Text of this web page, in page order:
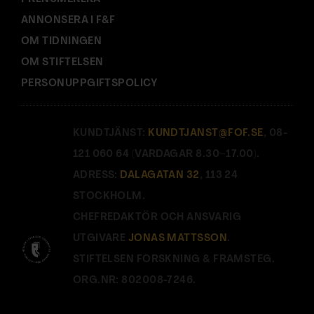
ANNONSERA I F&F
OM TIDNINGEN
OM STIFTELSEN
PERSONUPPGIFTSPOLICY
KUNDTJÄNST: KUNDTJANST@FOF.SE , 08-
121 060 64 (VARDAGAR 8.30–17.00).
ADRESS: DALAGATAN 32 , 113 24
STOCKHOLM.
CHEFREDAKTÖR OCH ANSVARIG
UTGIVARE JONAS MATTSSON.
STIFTELSEN FORSKNING & FRAMSTEG.
ORG.NR: 802008-7246.